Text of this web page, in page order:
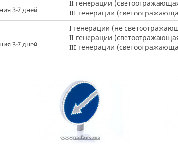
3-7 дней
II генерации
III генерации
3-7 дней
I генерации (не
II генерации
III генерации